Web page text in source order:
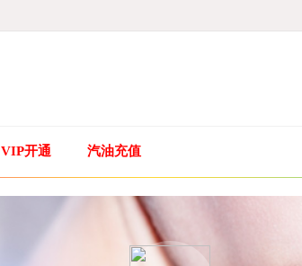
VIP开通 汽油充值